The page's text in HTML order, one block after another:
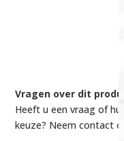
Vragen over dit
Heeft u een vraag of
keuze? Neem contact